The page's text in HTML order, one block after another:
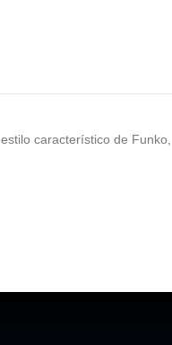
característico de Funko,